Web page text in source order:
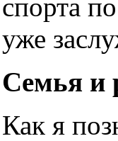
спорта
уже
Семья и
Как я